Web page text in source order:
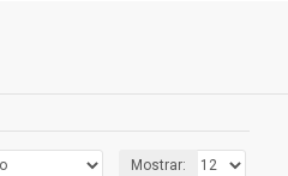
Mostrar: